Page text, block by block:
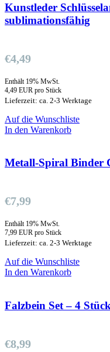
Kunstleder
sublimationsfähig
€4,49
Enthält 19% MwSt.
4,49 EUR pro Stück
Lieferzeit: ca. 2-3 Werktage
Auf die Wunschliste
In den Warenkorb
Metall-Spiral Binder
€7,99
Enthält 19% MwSt.
7,99 EUR pro Stück
Lieferzeit: ca. 2-3 Werktage
Auf die Wunschliste
In den Warenkorb
Falzbein Set – 4 Stück
€8,99